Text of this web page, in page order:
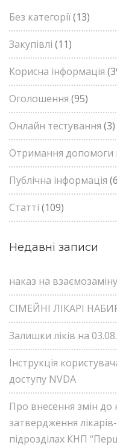
Без категорії(13)
Закупівлі (11)
Корисна інформація
Оголошення (95)
Онлайн тестування (3)
Отримання допомоги
Публічна інформація
Статті (109)
Недавні записи
наказ на
СІМЕЙНІ ЛІКАРІ
Залишки ліків на
Інструкція
доступу NVDA
Про внесення змін до
затвердження
підрозділах КНП